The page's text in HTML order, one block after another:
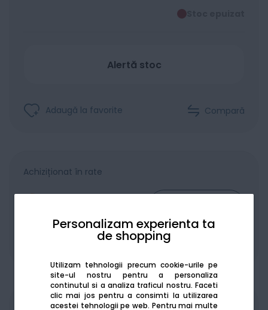
Personalizam experienta ta
de shopping
Utilizam tehnologii precum cookie-urile pe
site-ul nostru pentru a personaliza
continutul si a analiza traficul nostru. Faceti
clic mai jos pentru a consimti la utilizarea
acestei tehnologii pe web. Pentru mai multe
Alertă stoc
Adaugă la favorite Compară
Achiziționat în rate
Lei / lună